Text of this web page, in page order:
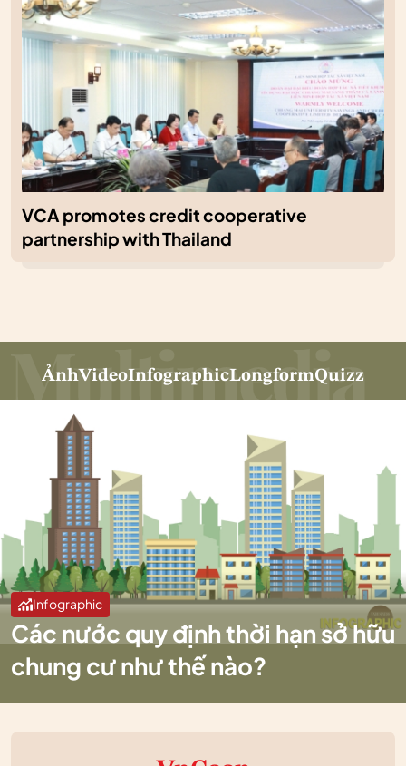
VCA promotes credit cooperative
partnership with Thailand
ẢnhVideoInfographicLongformQuizz
Infographic
Các nước quy định thời hạn sở hữu
chung cư như thế nào?